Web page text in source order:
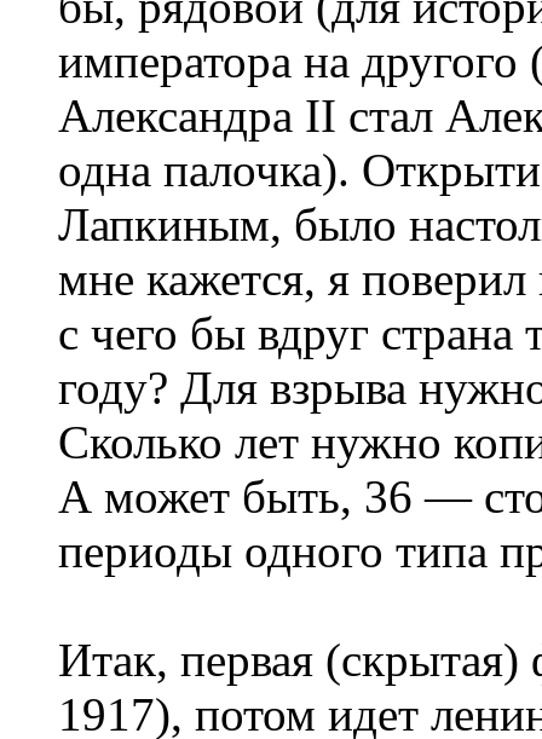
императора на другого
Александра II стал
одна палочка).
Лапкиным, было
мне кажется, я поверил
с чего бы вдруг страна
году? Для взрыва
Сколько лет нужно
А может быть, 36 —
периоды одного типа
Итак, первая
1917), потом идет